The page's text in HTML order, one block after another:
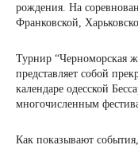
рождения. На
Франковской,
Турнир “Черноморская
представляет собой
календаре одесской
многочисленным
Как показывают